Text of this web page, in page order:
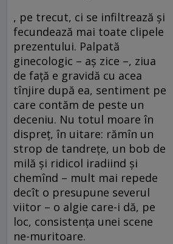
, pe trecut, ci se infiltrează şi
fecundează mai toate clipele
prezentului. Palpată
ginecologic – aş zice –, ziua
de faţă e gravidă cu acea
tînjire după ea, sentiment pe
care contăm de peste un
deceniu. Nu totul moare în
dispreţ, în uitare: rămîn un
strop de tandreţe, un bob de
milă şi ridicol iradiind şi
chemînd – mult mai repede
decît o presupune severul
viitor – o algie care-i dă, pe
loc, consistenţa unei scene
ne-muritoare.